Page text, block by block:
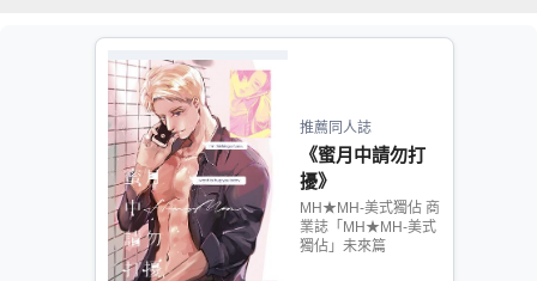
推薦同人誌
《蜜月中請勿打
擾》
MH★MH-美式獨佔 商
業誌「MH★MH-美式
獨佔」未來篇